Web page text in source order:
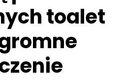
toalet